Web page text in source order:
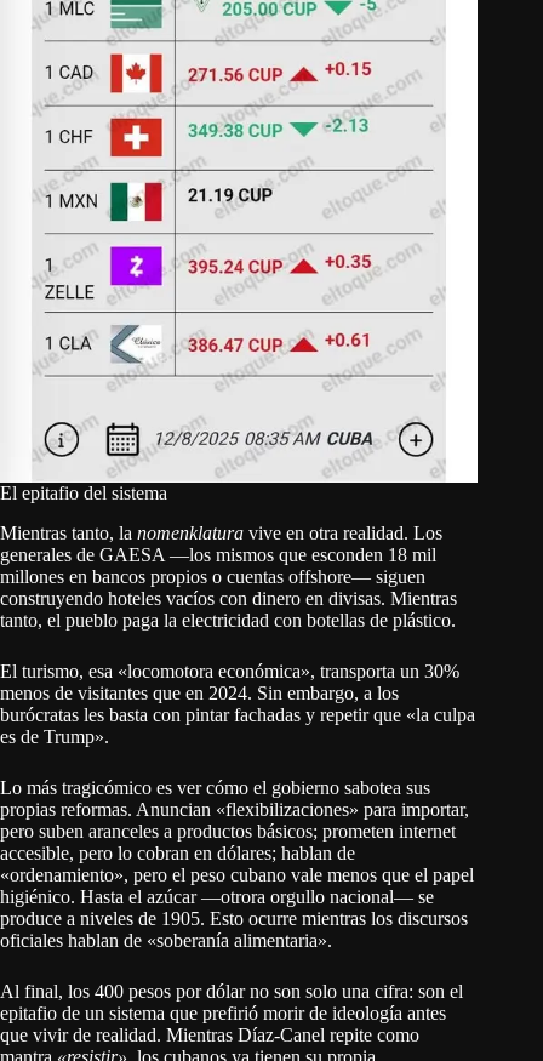
El epitafio del sistema
Mientras tanto, la nomenklatura vive en otra realidad. Los
generales de GAESA —los mismos que esconden 18 mil
millones en bancos propios o cuentas offshore— siguen
construyendo hoteles vacíos con dinero en divisas. Mientras
tanto, el pueblo paga la electricidad con botellas de plástico.
El turismo, esa «locomotora económica», transporta un 30%
menos de visitantes que en 2024. Sin embargo, a los
burócratas les basta con pintar fachadas y repetir que «la culpa
es de Trump».
Lo más tragicómico es ver cómo el gobierno sabotea sus
propias reformas. Anuncian «flexibilizaciones» para importar,
pero suben aranceles a productos básicos; prometen internet
accesible, pero lo cobran en dólares; hablan de
«ordenamiento», pero el peso cubano vale menos que el papel
higiénico. Hasta el azúcar —otrora orgullo nacional— se
produce a niveles de 1905. Esto ocurre mientras los discursos
oficiales hablan de «soberanía alimentaria».
Al final, los 400 pesos por dólar no son solo una cifra: son el
epitafio de un sistema que prefirió morir de ideología antes
que vivir de realidad. Mientras Díaz-Canel repite como
mantra «resistir» , los cubanos ya tienen su propia